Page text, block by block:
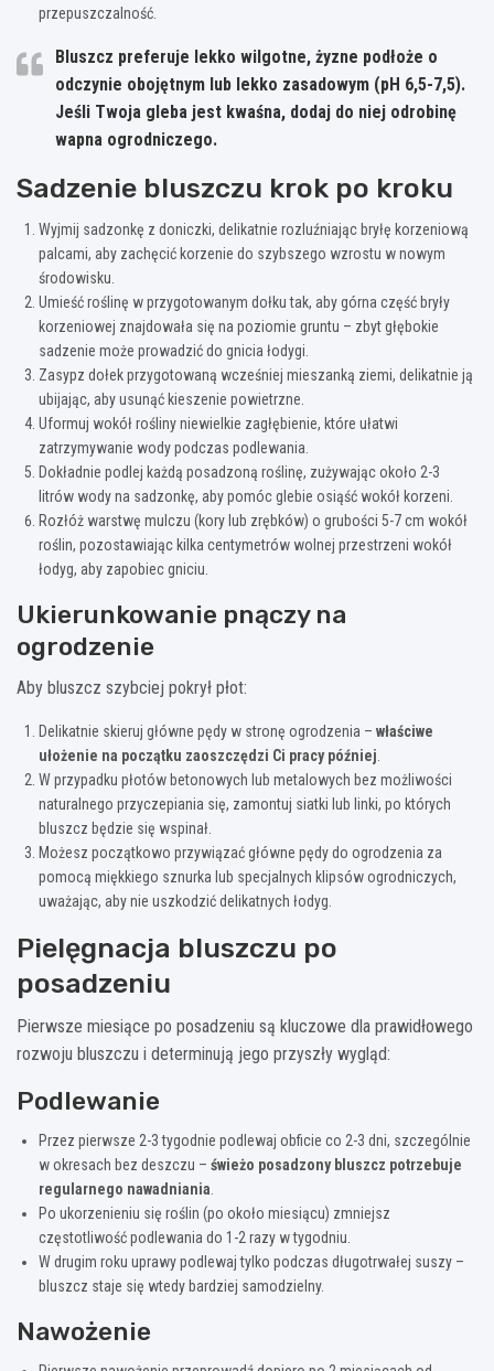
przepuszczalność.
Bluszcz preferuje lekko wilgotne, żyzne podłoże o
odczynie obojętnym lub lekko zasadowym (pH 6,5-7,5).
Jeśli Twoja gleba jest kwaśna, dodaj do niej odrobinę
wapna ogrodniczego.
Sadzenie bluszczu krok po kroku
Wyjmij sadzonkę z doniczki, delikatnie rozluźniając bryłę korzeniową
palcami, aby zachęcić korzenie do szybszego wzrostu w nowym
środowisku.
Umieść roślinę w przygotowanym dołku tak, aby górna część bryły
korzeniowej znajdowała się na poziomie gruntu – zbyt głębokie
sadzenie może prowadzić do gnicia łodygi.
Zasypz dołek przygotowaną wcześniej mieszanką ziemi, delikatnie ją
ubijając, aby usunąć kieszenie powietrzne.
Uformuj wokół rośliny niewielkie zagłębienie, które ułatwi
zatrzymywanie wody podczas podlewania.
Dokładnie podlej każdą posadzoną roślinę, zużywając około 2-3
litrów wody na sadzonkę, aby pomóc glebie osiąść wokół korzeni.
Rozłóż warstwę mulczu (kory lub zrębków) o grubości 5-7 cm wokół
roślin, pozostawiając kilka centymetrów wolnej przestrzeni wokół
łodyg, aby zapobiec gniciu.
Ukierunkowanie pnączy na
ogrodzenie
Aby bluszcz szybciej pokrył płot:
Delikatnie skieruj główne pędy w stronę ogrodzenia – właściwe
ułożenie na początku zaoszczędzi Ci pracy później
W przypadku płotów betonowych lub metalowych bez możliwości
naturalnego przyczepiania się, zamontuj siatki lub linki, po których
bluszcz będzie się wspinał.
Możesz początkowo przywiązać główne pędy do ogrodzenia za
pomocą miękkiego sznurka lub specjalnych klipsów ogrodniczych,
uważając, aby nie uszkodzić delikatnych łodyg.
Pielęgnacja bluszczu po
posadzeniu
Pierwsze miesiące po posadzeniu są kluczowe dla prawidłowego
rozwoju bluszczu i determinują jego przyszły wygląd:
Podlewanie
Przez pierwsze 2-3 tygodnie podlewaj obficie co 2-3 dni, szczególnie
w okresach bez deszczu – świeżo posadzony bluszcz potrzebuje
regularnego nawadniania
Po ukorzenieniu się roślin (po około miesiącu) zmniejsz
częstotliwość podlewania do 1-2 razy w tygodniu.
W drugim roku uprawy podlewaj tylko podczas długotrwałej suszy –
bluszcz staje się wtedy bardziej samodzielny.
Nawożenie